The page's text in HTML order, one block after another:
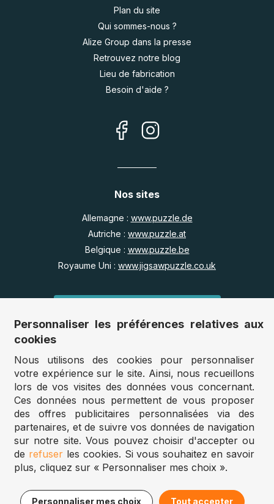
Plan du site
Qui sommes-nous ?
Alize Group dans la presse
Retrouvez notre blog
Lieu de fabrication
Besoin d'aide ?
Nos sites
Allemagne : www.puzzle.de
Autriche : www.puzzle.at
Belgique : www.puzzle.be
Royaume Uni : www.jigsawpuzzle.co.uk
Vous souhaitez accéder à nos prix revendeurs ?
Accéder au site Puzzle-pro
Vous êtes professionnel ?
Créez des puzzles personnalisés en grande quantité.
Puzzle.fr 2025
Personnaliser les préférences relatives aux
cookies
Nous utilisons des cookies pour personnaliser
votre expérience sur le site. Ainsi, nous recueillons
lors de vos visites des données vous concernant.
Ces données nous permettent de vous proposer
des offres publicitaires personnalisées via des
partenaires, et de suivre vos données de navigation
sur notre site. Vous pouvez choisir d'accepter ou
de refuserles cookies. Si vous souhaitez en savoir
plus, cliquez sur « Personnaliser mes choix ».
Personnaliser mes choix Tout accepter